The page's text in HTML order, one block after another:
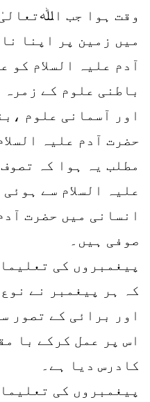
وقت ہوا جب
میں زمین پر اپنا
آدم علیہ السلام کو
باطنی علوم کے
اور آسمانی علوم
حضرت آدم علیہ
مطلب یہ ہوا کہ
علیہ السلام سے
انسانی میں حضرت
صوفی ہیں۔
پیغمبروں کی
کہ ہر پیغمبر نے
اور برائی کے تصور
اس پر عمل کرکے با
کادرس دیا ہے۔
پیغمبروں کی